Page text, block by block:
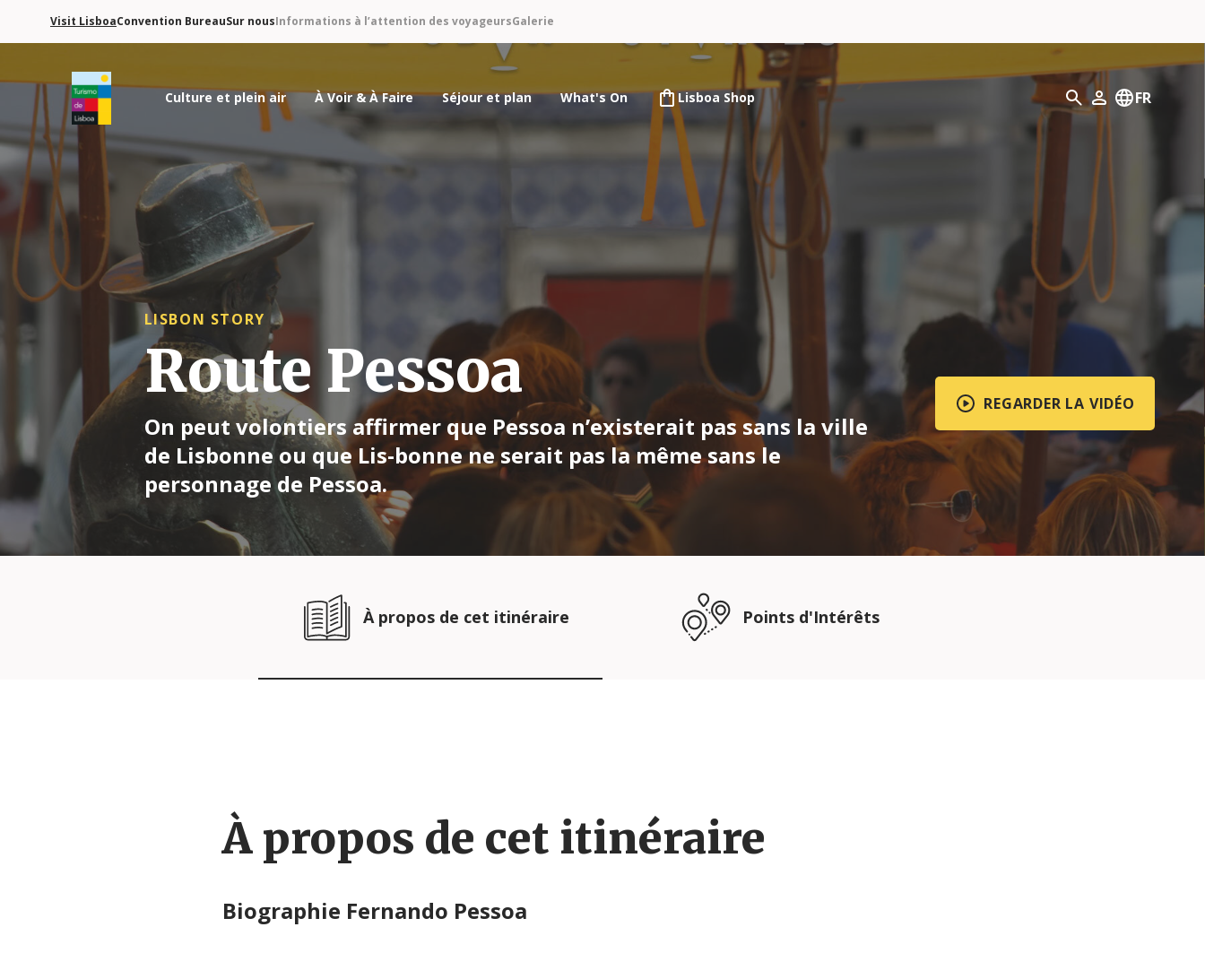
Visit LisboaConvention BureauSur nousInformations à l’attention des voyageursGalerie
Logo de Turismo de Lisboa
Culture et plein air À Voir & À Faire Séjour et plan What's On Lisboa Shop Recherche
Mon profil
FR
LISBON STORY
Route Pessoa
On peut volontiers affirmer que Pessoa n’existerait pas sans la ville
de Lisbonne ou que Lis-bonne ne serait pas la même sans le
personnage de Pessoa.
REGARDER LA VIDÉO
À propos de cet itinéraire Points d'Intérêts
À propos de cet itinéraire
Biographie Fernando Pessoa